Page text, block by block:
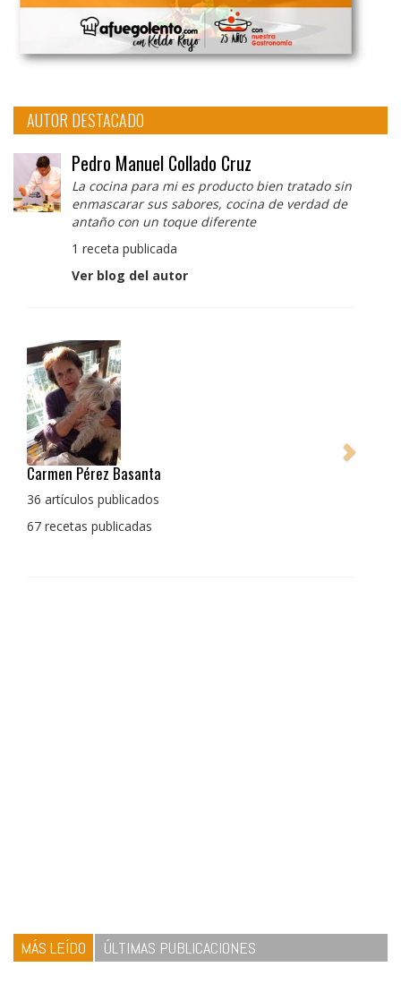
AUTOR DESTACADO
Pedro Manuel Collado Cruz
La cocina para mi es producto bien tratado sin
enmascarar sus sabores, cocina de verdad de
antaño con un toque diferente
1 receta publicada
Ver blog del autor
Pedro Manuel Collado Cruz
La cocina para mi es producto bien tratado sin
con un toque diferente
MÁS LEÍDO ÚLTIMAS PUBLICACIONES